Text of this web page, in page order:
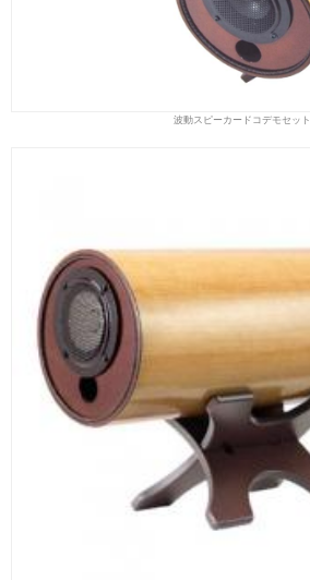
波動スピーカードコデモセット